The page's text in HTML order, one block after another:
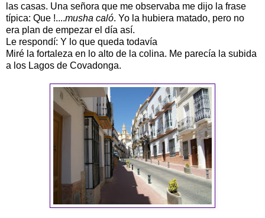
las casas. Una señora que me observaba me dijo la frase
típica: Que !....musha caló. Yo la hubiera matado, pero no
era plan de empezar el día así.
Le respondí: Y lo que queda todavía
Miré la fortaleza en lo alto de la colina. Me parecía la subida
a los Lagos de Covadonga.